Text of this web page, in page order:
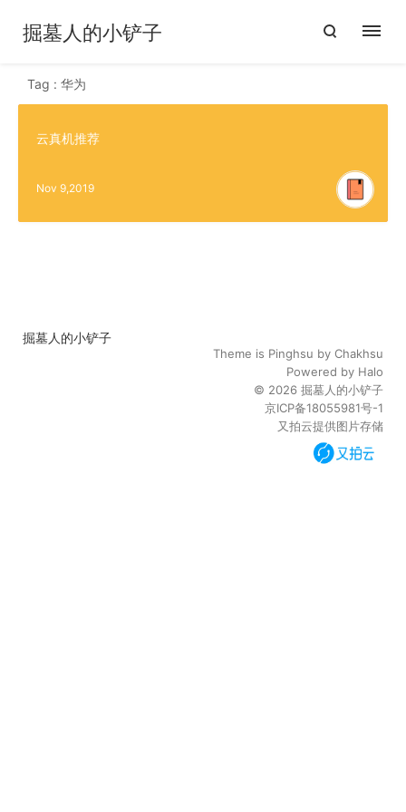
掘墓人的小铲子
Tag : 华为
云真机推荐
Nov 9,2019
掘墓人的小铲子
Theme is Pinghsu by Chakhsu
Powered by Halo
© 2026 掘墓人的小铲子
京ICP备18055981号-1
又拍云提供图片存储